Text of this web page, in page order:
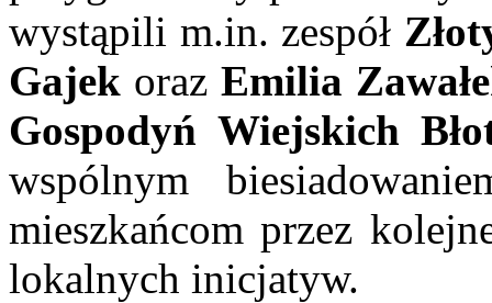
wystąpili m.in. zespół
Gajek oraz Emilia
Gospodyń Wiejskich
wspólnym
mieszkańcom przez
lokalnych inicjatyw.